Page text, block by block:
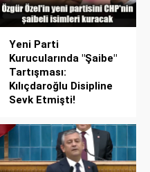
Yeni Parti
Kurucularında "Şaibe"
Tartışması:
Kılıçdaroğlu Disipline
Sevk Etmişti!